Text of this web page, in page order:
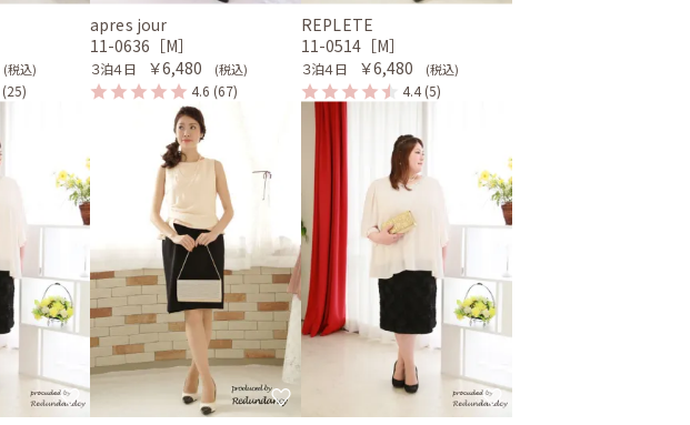
(税込)
(25)
apres jour
11-0636［M］
３泊４日 ￥6,480 (税込)
4.6 (67)
REPLETE
11-0514［M］
３泊４日 ￥6,480 (税込)
4.4 (5)